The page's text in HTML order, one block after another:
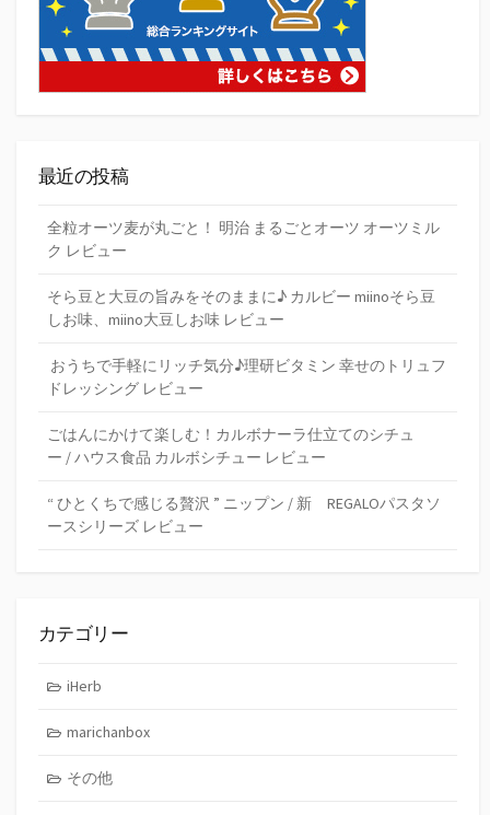
最近の投稿
全粒オーツ麦が丸ごと！ 明治 まるごとオーツ オーツミル
ク レビュー
そら豆と大豆の旨みをそのままに♪ カルビー miinoそら豆
しお味、miino大豆しお味 レビュー
おうちで手軽にリッチ気分♪理研ビタミン 幸せのトリュフ
ドレッシング レビュー
ごはんにかけて楽しむ！カルボナーラ仕立てのシチュ
ー / ハウス食品 カルボシチュー レビュー
“ ひとくちで感じる贅沢 ” ニップン / 新 REGALOパスタソ
ースシリーズ レビュー
カテゴリー
iHerb
marichanbox
その他